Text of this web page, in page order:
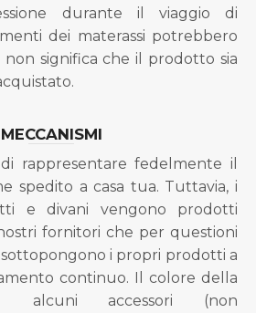
durante il viaggio di
dei materassi potrebbero
significa che il prodotto sia
MECCANISMI
rappresentare fedelmente il
spedito a casa tua. Tuttavia, i
e divani vengono prodotti
fornitori che per questioni
i propri prodotti a
continuo. Il colore della
alcuni accessori (non